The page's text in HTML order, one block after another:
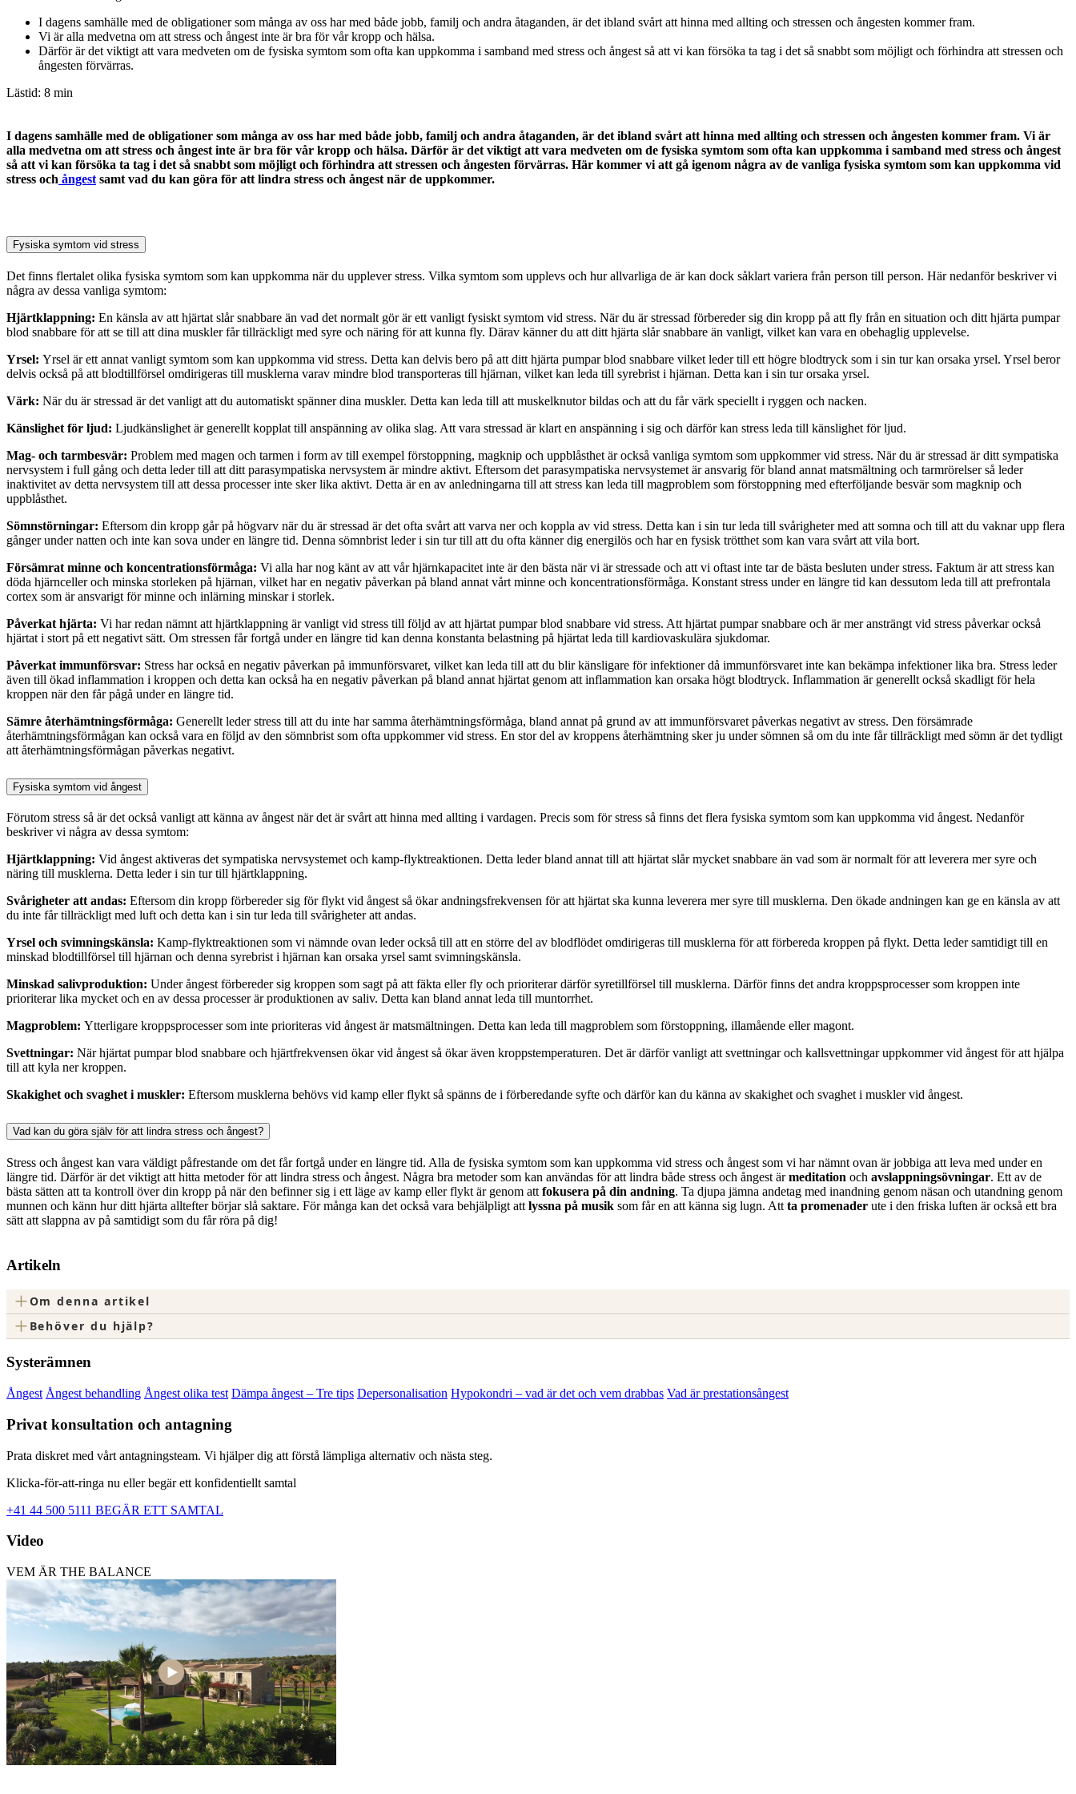
I dagens samhälle med de obligationer som många av oss har med både jobb, familj och andra åtaganden, är det ibland svårt att hinna med allting och stressen och ångesten kommer fram.
Vi är alla medvetna om att stress och ångest inte är bra för vår kropp och hälsa.
Därför är det viktigt att vara medveten om de fysiska symtom som ofta kan uppkomma i samband med stress och ångest så att vi kan försöka ta tag i det så snabbt som möjligt och förhindra att stressen och
ångesten förvärras.
Lästid: 8 min
I dagens samhälle med de obligationer som många av oss har med både jobb, familj och andra åtaganden, är det ibland svårt att hinna med allting och stressen och ångesten kommer fram. Vi är
alla medvetna om att stress och ångest inte är bra för vår kropp och hälsa. Därför är det viktigt att vara medveten om de fysiska symtom som ofta kan uppkomma i samband med stress och ångest
så att vi kan försöka ta tag i det så snabbt som möjligt och förhindra att stressen och ångesten förvärras. Här kommer vi att gå igenom några av de vanliga fysiska symtom som kan uppkomma vid
stress och ångest samt vad du kan göra för att lindra stress och ångest när de uppkommer.
Fysiska symtom vid stress
Det finns flertalet olika fysiska symtom som kan uppkomma när du upplever stress. Vilka symtom som upplevs och hur allvarliga de är kan dock såklart variera från person till person. Här nedanför beskriver vi
några av dessa vanliga symtom:
Hjärtklappning: En känsla av att hjärtat slår snabbare än vad det normalt gör är ett vanligt fysiskt symtom vid stress. När du är stressad förbereder sig din kropp på att fly från en situation och ditt hjärta pumpar
blod snabbare för att se till att dina muskler får tillräckligt med syre och näring för att kunna fly. Därav känner du att ditt hjärta slår snabbare än vanligt, vilket kan vara en obehaglig upplevelse.
Yrsel: Yrsel är ett annat vanligt symtom som kan uppkomma vid stress. Detta kan delvis bero på att ditt hjärta pumpar blod snabbare vilket leder till ett högre blodtryck som i sin tur kan orsaka yrsel. Yrsel beror
delvis också på att blodtillförsel omdirigeras till musklerna varav mindre blod transporteras till hjärnan, vilket kan leda till syrebrist i hjärnan. Detta kan i sin tur orsaka yrsel.
Värk: När du är stressad är det vanligt att du automatiskt spänner dina muskler. Detta kan leda till att muskelknutor bildas och att du får värk speciellt i ryggen och nacken.
Känslighet för ljud: Ljudkänslighet är generellt kopplat till anspänning av olika slag. Att vara stressad är klart en anspänning i sig och därför kan stress leda till känslighet för ljud.
Mag- och tarmbesvär: Problem med magen och tarmen i form av till exempel förstoppning, magknip och uppblåsthet är också vanliga symtom som uppkommer vid stress. När du är stressad är ditt sympatiska
nervsystem i full gång och detta leder till att ditt parasympatiska nervsystem är mindre aktivt. Eftersom det parasympatiska nervsystemet är ansvarig för bland annat matsmältning och tarmrörelser så leder
inaktivitet av detta nervsystem till att dessa processer inte sker lika aktivt. Detta är en av anledningarna till att stress kan leda till magproblem som förstoppning med efterföljande besvär som magknip och
uppblåsthet.
Sömnstörningar: Eftersom din kropp går på högvarv när du är stressad är det ofta svårt att varva ner och koppla av vid stress. Detta kan i sin tur leda till svårigheter med att somna och till att du vaknar upp flera
gånger under natten och inte kan sova under en längre tid. Denna sömnbrist leder i sin tur till att du ofta känner dig energilös och har en fysisk trötthet som kan vara svårt att vila bort.
Försämrat minne och koncentrationsförmåga: Vi alla har nog känt av att vår hjärnkapacitet inte är den bästa när vi är stressade och att vi oftast inte tar de bästa besluten under stress. Faktum är att stress kan
döda hjärnceller och minska storleken på hjärnan, vilket har en negativ påverkan på bland annat vårt minne och koncentrationsförmåga. Konstant stress under en längre tid kan dessutom leda till att prefrontala
cortex som är ansvarigt för minne och inlärning minskar i storlek.
Påverkat hjärta: Vi har redan nämnt att hjärtklappning är vanligt vid stress till följd av att hjärtat pumpar blod snabbare vid stress. Att hjärtat pumpar snabbare och är mer ansträngt vid stress påverkar också
hjärtat i stort på ett negativt sätt. Om stressen får fortgå under en längre tid kan denna konstanta belastning på hjärtat leda till kardiovaskulära sjukdomar.
Påverkat immunförsvar: Stress har också en negativ påverkan på immunförsvaret, vilket kan leda till att du blir känsligare för infektioner då immunförsvaret inte kan bekämpa infektioner lika bra. Stress leder
även till ökad inflammation i kroppen och detta kan också ha en negativ påverkan på bland annat hjärtat genom att inflammation kan orsaka högt blodtryck. Inflammation är generellt också skadligt för hela
kroppen när den får pågå under en längre tid.
Sämre återhämtningsförmåga: Generellt leder stress till att du inte har samma återhämtningsförmåga, bland annat på grund av att immunförsvaret påverkas negativt av stress. Den försämrade
återhämtningsförmågan kan också vara en följd av den sömnbrist som ofta uppkommer vid stress. En stor del av kroppens återhämtning sker ju under sömnen så om du inte får tillräckligt med sömn är det tydligt
att återhämtningsförmågan påverkas negativt.
Fysiska symtom vid ångest
Förutom stress så är det också vanligt att känna av ångest när det är svårt att hinna med allting i vardagen. Precis som för stress så finns det flera fysiska symtom som kan uppkomma vid ångest. Nedanför
beskriver vi några av dessa symtom:
Hjärtklappning: Vid ångest aktiveras det sympatiska nervsystemet och kamp-flyktreaktionen. Detta leder bland annat till att hjärtat slår mycket snabbare än vad som är normalt för att leverera mer syre och
näring till musklerna. Detta leder i sin tur till hjärtklappning.
Svårigheter att andas: Eftersom din kropp förbereder sig för flykt vid ångest så ökar andningsfrekvensen för att hjärtat ska kunna leverera mer syre till musklerna. Den ökade andningen kan ge en känsla av att
du inte får tillräckligt med luft och detta kan i sin tur leda till svårigheter att andas.
Yrsel och svimningskänsla: Kamp-flyktreaktionen som vi nämnde ovan leder också till att en större del av blodflödet omdirigeras till musklerna för att förbereda kroppen på flykt. Detta leder samtidigt till en
minskad blodtillförsel till hjärnan och denna syrebrist i hjärnan kan orsaka yrsel samt svimningskänsla.
Minskad salivproduktion: Under ångest förbereder sig kroppen som sagt på att fäkta eller fly och prioriterar därför syretillförsel till musklerna. Därför finns det andra kroppsprocesser som kroppen inte
prioriterar lika mycket och en av dessa processer är produktionen av saliv. Detta kan bland annat leda till muntorrhet.
Magproblem: Ytterligare kroppsprocesser som inte prioriteras vid ångest är matsmältningen. Detta kan leda till magproblem som förstoppning, illamående eller magont.
Svettningar: När hjärtat pumpar blod snabbare och hjärtfrekvensen ökar vid ångest så ökar även kroppstemperaturen. Det är därför vanligt att svettningar och kallsvettningar uppkommer vid ångest för att hjälpa
till att kyla ner kroppen.
Skakighet och svaghet i muskler: Eftersom musklerna behövs vid kamp eller flykt så spänns de i förberedande syfte och därför kan du känna av skakighet och svaghet i muskler vid ångest.
Vad kan du göra själv för att lindra stress och ångest?
Stress och ångest kan vara väldigt påfrestande om det får fortgå under en längre tid. Alla de fysiska symtom som kan uppkomma vid stress och ångest som vi har nämnt ovan är jobbiga att leva med under en
längre tid. Därför är det viktigt att hitta metoder för att lindra stress och ångest. Några bra metoder som kan användas för att lindra både stress och ångest ärmeditation och avslappningsövningar. Ett av de
bästa sätten att ta kontroll över din kropp på när den befinner sig i ett läge av kamp eller flykt är genom att fokusera på din andning. Ta djupa jämna andetag med inandning genom näsan och utandning genom
munnen och känn hur ditt hjärta alltefter börjar slå saktare. För många kan det också vara behjälpligt att lyssna på musik som får en att känna sig lugn. Att ta promenader ute i den friska luften är också ett bra
sätt att slappna av på samtidigt som du får röra på dig!
Artikeln
+Om denna artikel
+ Behöver du hjälp?
Systerämnen
Ångest Ångest behandling Ångest olika test Dämpa ångest – Tre tips Depersonalisation Hypokondri – vad är det och vem drabbas Vad är prestationsångest
Privat konsultation och antagning
Prata diskret med vårt antagningsteam. Vi hjälper dig att förstå lämpliga alternativ och nästa steg.
Klicka-för-att-ringa nu eller begär ett konfidentiellt samtal
+41 44 500 5111 BEGÄR ETT SAMTAL
Video
VEM ÄR THE BALANCE